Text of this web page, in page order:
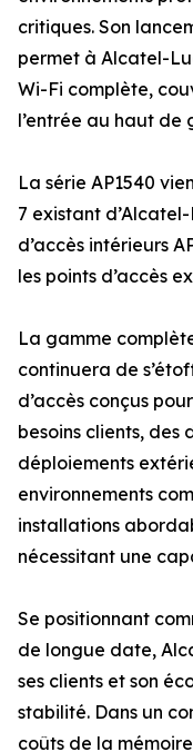
critiques. Son
permet à Alcatel-
Wi-Fi complète,
l’entrée au haut de
La série AP1540
7 existant
d’accès intérieurs
les points d’accès
La gamme
continuera de
d’accès conçus
besoins clients, des
déploiements
environnements
installations
nécessitant une
Se positionnant
de longue date,
ses clients et son
stabilité. Dans un
coûts de la